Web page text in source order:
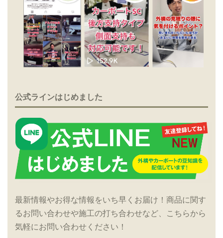
公式ラインはじめました
最新情報やお得な情報をいち早くお届け！商品に関す
るお問い合わせや施工の打ち合わせなど、こちらから
気軽にお問い合わせください！